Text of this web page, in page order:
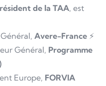
de la TAA, est
Avere-France ⚡
Général, Programme
Europe, FORVIA